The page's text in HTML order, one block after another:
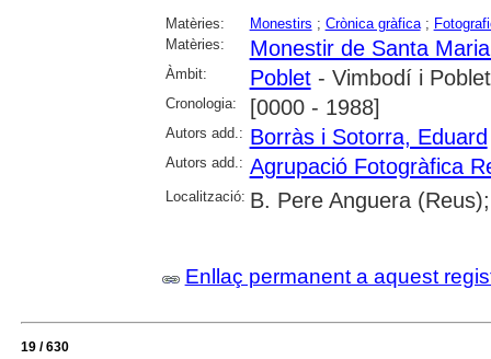
Matèries: Monestirs ; Crònica gràfica;
Matèries:
Monestir de Santa
Àmbit: Poblet- Vimbodí i Poblet
Cronologia: [0000 - 1988]
Autors add.: Borràs i Sotorra, Eduard
Autors add.: Agrupació Fotogràfica
Localització: B. Pere Anguera
Enllaç permanent a aquest
19 / 630